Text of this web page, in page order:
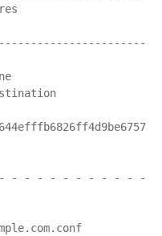
[------------------------
- - - - - - - - - - -